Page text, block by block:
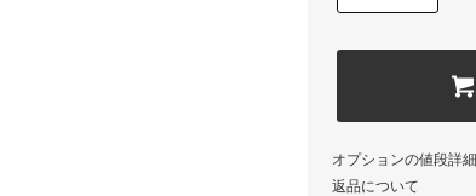
オプションの値段詳細
返品について